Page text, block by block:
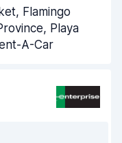
9,4
Flamingo
Playa
A-Car